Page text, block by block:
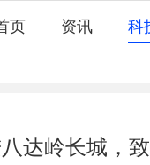
页 资讯 科
达岭长城，